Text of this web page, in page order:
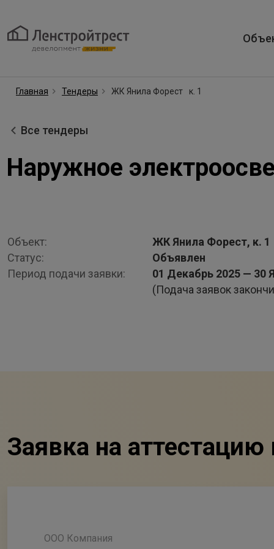
Главная Тендеры ЖК Янила Форест к. 1
Все тендеры
Наружное
Объект:
ЖК Янила Форест, к. 1
Статус:
Объявлен
Период подачи заявки:
01 Декабрь 2025 — 30
(Подача заявок
Заявка на аттестацию
ООО Компания